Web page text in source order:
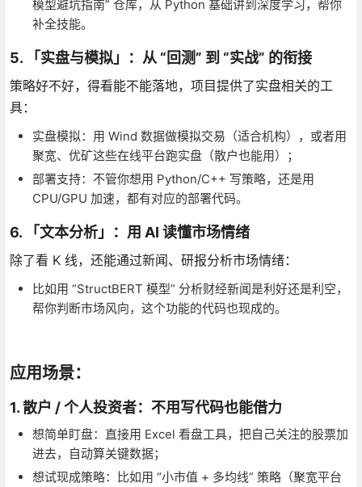
模型避坑指南” 仓库，从 Python 基础讲到深度学习，帮你
补全技能。
5. 「实盘与模拟」：从 “回测” 到 “实战” 的衔接
策略好不好，得看能不能落地，项目提供了实盘相关的工
具：
实盘模拟：用 Wind 数据做模拟交易（适合机构），或者用
聚宽、优矿这些在线平台跑实盘（散户也能用）；
部署支持：不管你想用 Python/C++ 写策略，还是用
CPU/GPU 加速，都有对应的部署代码。
6. 「文本分析」：用 AI 读懂市场情绪
除了看 K 线，还能通过新闻、研报分析市场情绪：
比如用 “StructBERT 模型” 分析财经新闻是利好还是利空，
帮你判断市场风向，这个功能的代码也现成的。
应用场景：
1. 散户 / 个人投资者：不用写代码也能借力
想简单盯盘：直接用 Excel 看盘工具，把自己关注的股票加
进去，自动算关键数据；
想试现成策略：比如用 “小市值 + 多均线” 策略（聚宽平台